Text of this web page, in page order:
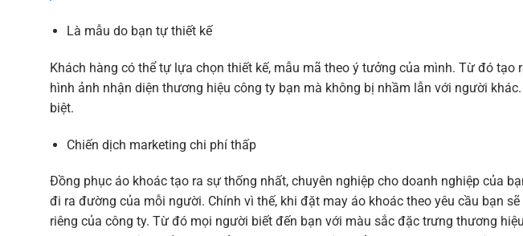
Là mẫu do bạn tự thiết kế
Khách hàng có thể tự lựa chọn thiết kế, mẫu mã theo ý tưởng của mình. Từ đó
hình ảnh nhận diện thương hiệu công ty bạn mà không bị nhầm lẫn với người
biệt.
Chiến dịch marketing chi phí thấp
Đồng phục áo khoác tạo ra sự thống nhất, chuyên nghiệp cho doanh nghiệp của
đi ra đường của mỗi người. Chính vì thế, khi đặt may áo khoác theo yêu cầu bạn
riêng của công ty. Từ đó mọi người biết đến bạn với màu sắc đặc trưng thương